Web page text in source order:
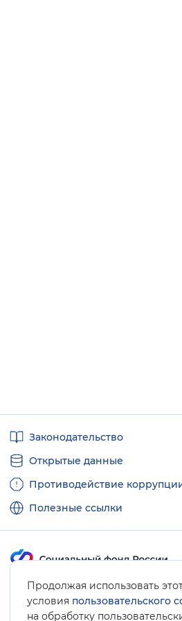
Продолжая использовать
условия пользовательского
на обработку
ссылкиЗаконодательство
Открытые данные
Противодействие
Полезные ссылки
Карта сайта